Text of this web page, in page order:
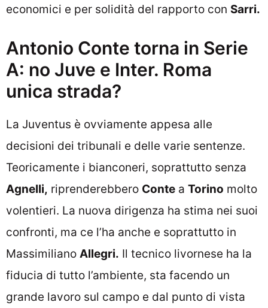
economici e per solidità del rapporto con Sarri.
Antonio Conte torna in Serie
A: no Juve e Inter. Roma
unica strada?
La Juventus è ovviamente appesa alle
decisioni dei tribunali e delle varie sentenze.
Teoricamente i bianconeri, soprattutto senza
Agnelli, riprenderebbero Conte a Torino molto
volentieri. La nuova dirigenza ha stima nei suoi
confronti, ma ce l’ha anche e soprattutto in
Massimiliano Allegri. Il tecnico livornese ha la
fiducia di tutto l’ambiente, sta facendo un
grande lavoro sul campo e dal punto di vista